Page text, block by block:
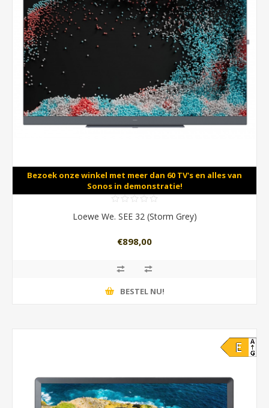
Bezoek onze winkel met meer dan 60 TV's en alles van
Sonos in demonstratie!
Loewe We. SEE 32 (Storm Grey)
€898,00
BESTEL NU!